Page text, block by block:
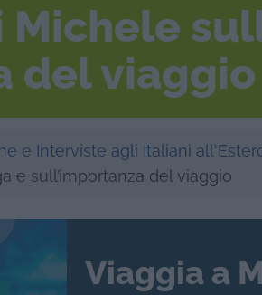
del viaggio
e Interviste agli Italiani
e sull’importanza del viaggio
Viaggia a